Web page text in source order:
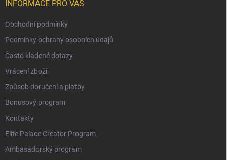
INFORMACE PRO VÁS
Obchodní podmínky
Podmínky ochrany osobních údajů
Často kladené dotazy
Vrácení zboží
Způsob doručení a platby
Bonusový program
Kontakty
Elite Palace Creator Program
Ambasadorský program